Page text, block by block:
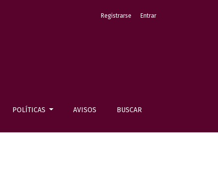
POLÍTICAS AVISOS BUSCAR
Registrarse Entrar